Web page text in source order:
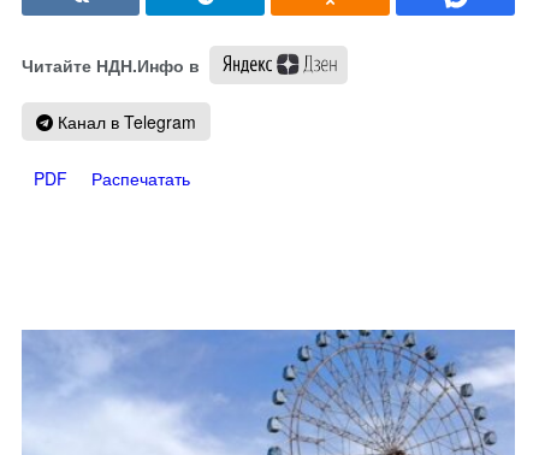
Читайте НДН.Инфо в
Канал в Telegram
PDF Распечатать